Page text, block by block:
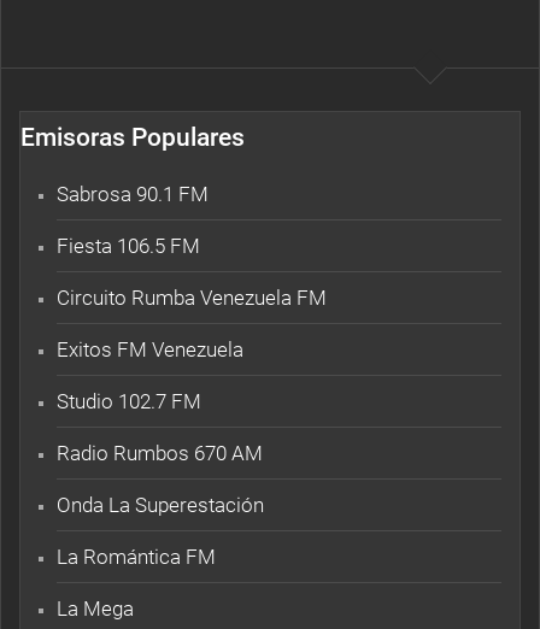
Emisoras Populares
Sabrosa 90.1 FM
Fiesta 106.5 FM
Circuito Rumba Venezuela FM
Exitos FM Venezuela
Studio 102.7 FM
Radio Rumbos 670 AM
Onda La Superestación
La Romántica FM
La Mega